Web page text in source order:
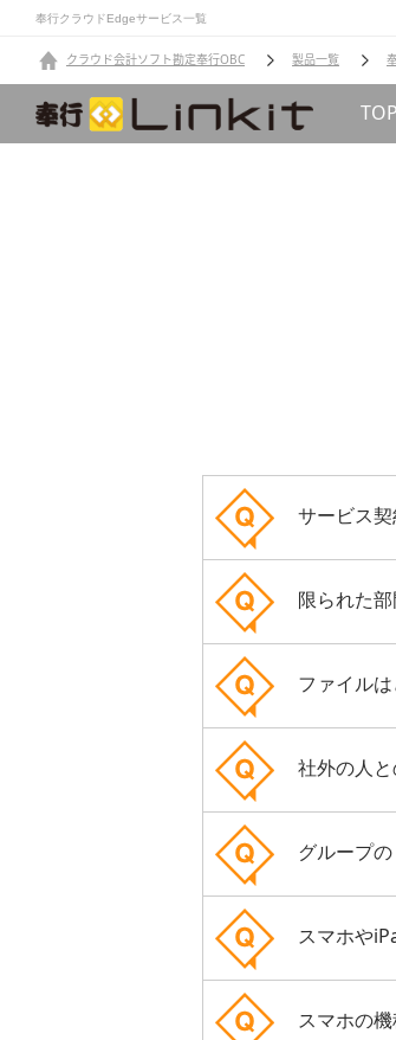
奉行クラウドEdgeサービス一覧
クラウド会計ソフト勘定奉行OBC 製品一覧
TOP
サービス
限られた
ファイル
社外の人
グループ
スマホや
スマホの